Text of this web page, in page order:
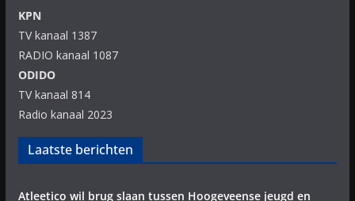
KPN
TV kanaal 1387
RADIO kanaal 1087
ODIDO
TV kanaal 814
Radio kanaal 2023
Laatste berichten
Atleetico wil brug slaan tussen Hoogeveense jeugd en